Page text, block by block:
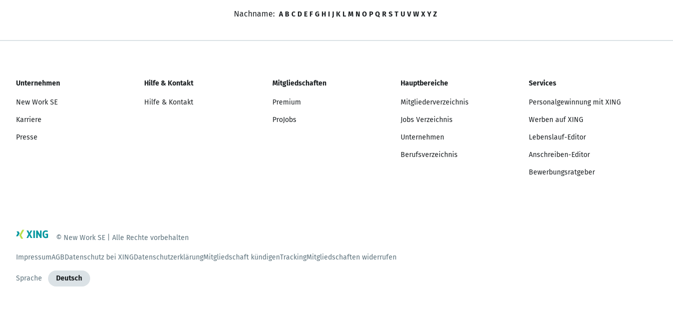
Nachname: A B C D E F G H I J K L M N O P Q R S T U V W X Y Z
Unternehmen
New Work SE
Karriere
Presse
Hilfe & Kontakt
Hilfe & Kontakt
Mitgliedschaften
Premium
ProJobs
Hauptbereiche
Mitgliederverzeichnis
Jobs Verzeichnis
Unternehmen
Berufsverzeichnis
Services
Personalgewinnung mit XING
Werben auf XING
Lebenslauf-Editor
Anschreiben-Editor
Bewerbungsratgeber
© New Work SE | Alle Rechte vorbehalten
ImpressumAGBDatenschutz bei XINGDatenschutzerklärungMitgliedschaft kündigenTrackingMitgliedschaften widerrufen
Sprache Deutsch